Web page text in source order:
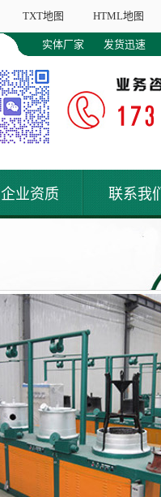
TXT地图 HTML地图
实体厂家 发货迅速
企业资质 联系我们